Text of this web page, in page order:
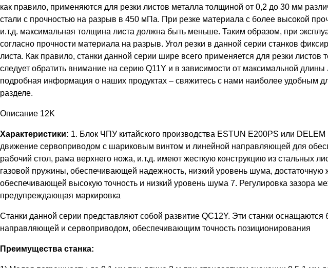
как правило, применяются для резки листов металла толщиной от 0,2 до 30 мм
стали с прочностью на разрыв в 450 мПа. При резке материала с более высокой
и.т.д. максимальная толщина листа должна быть меньше. Таким образом, при
согласно прочности материала на разрыв. Угол резки в данной серии станков
листа. Как правило, станки данной серии шире всего применяется для резки
следует обратить внимание на серию Q11Y и в зависимости от максимальной
подробная информация о наших продуктах – свяжитесь с нами наиболее удобным
разделе.
Описание 12K
Характеристики: 1. Блок ЧПУ китайского производства ESTUN E200PS или
движение сервоприводом с шариковым винтом и линейной направляющей для
рабочий стол, рама верхнего ножа, и.т.д. имеют жесткую конструкцию из стальных
газовой пружины, обеспечивающей надежность, низкий уровень шума, достаточную
обеспечивающей высокую точность и низкий уровень шума 7. Регулировка зазора
предупреждающая маркировка
Станки данной серии представляют собой развитие QC12Y. Эти станки
направляющей и сервоприводом, обеспечивающим точность позиционирования
Преимущества станка: